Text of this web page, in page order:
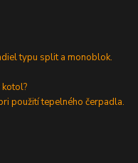
typu split a monoblok.
použití tepelného čerpadla.